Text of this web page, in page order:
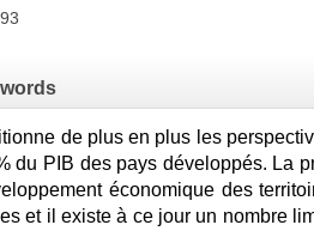
de plus en plus les
du PIB des pays développés. La
économique des
et il existe à ce jour un nombre